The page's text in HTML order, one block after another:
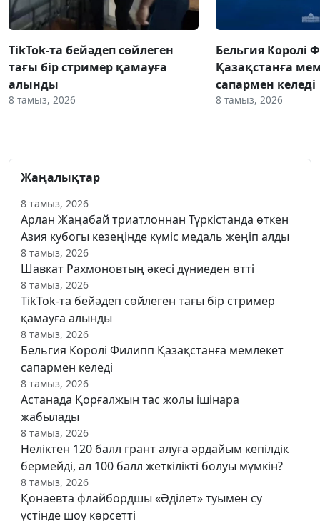
TikTok-та бейәдеп сөйлеген
тағы бір стример қамауға
алынды
8 тамыз, 2026
Бельгия Королі
Қазақстанға
сапармен келеді
8 тамыз, 2026
Жаңалықтар
8 тамыз, 2026
Арлан Жаңабай триатлоннан Түркістанда өткен
Азия кубогы кезеңінде күміс медаль жеңіп алды
8 тамыз, 2026
Шавкат Рахмоновтың әкесі дүниеден өтті
8 тамыз, 2026
TikTok-та бейәдеп сөйлеген тағы бір стример
қамауға алынды
8 тамыз, 2026
Бельгия Королі Филипп Қазақстанға мемлекет
сапармен келеді
8 тамыз, 2026
Астанада Қорғалжын тас жолы ішінара
жабылады
8 тамыз, 2026
Неліктен 120 балл грант алуға әрдайым кепілдік
бермейді, ал 100 балл жеткілікті болуы мүмкін?
8 тамыз, 2026
Қонаевта флайбордшы «Әділет» туымен су
үстінде шоу көрсетті